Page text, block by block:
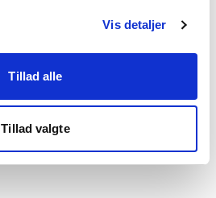
Vis detaljer
Tillad alle
Tillad valgte